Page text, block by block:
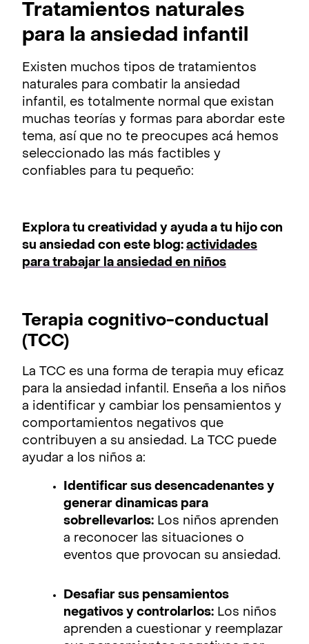
Tratamientos naturales
para la ansiedad infantil
Existen muchos tipos de tratamientos
naturales para combatir la ansiedad
infantil, es totalmente normal que existan
muchas teorías y formas para abordar este
tema, así que no te preocupes acá hemos
seleccionado las más factibles y
confiables para tu pequeño:
Explora tu creatividad y ayuda a tu hijo con
su ansiedad con este blog: actividades
para trabajar la ansiedad en niños
Terapia cognitivo-conductual
(TCC)
La TCC es una forma de terapia muy eficaz
para la ansiedad infantil. Enseña a los niños
a identificar y cambiar los pensamientos y
comportamientos negativos que
contribuyen a su ansiedad. La TCC puede
ayudar a los niños a:
Identificar sus desencadenantes y
generar dinamicas para
sobrellevarlos: Los niños aprenden
a reconocer las situaciones o
eventos que provocan su ansiedad.
Desafiar sus pensamientos
negativos y controlarlos: Los niños
aprenden a cuestionar y reemplazar